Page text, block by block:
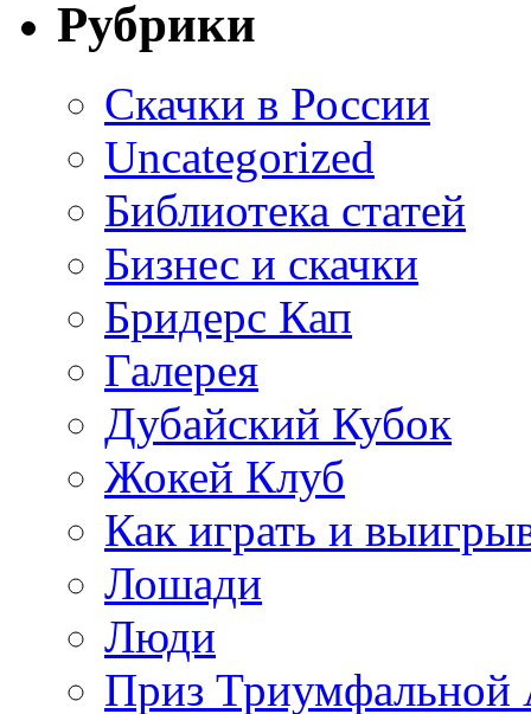
Рубрики
Cкачки в России
Uncategorized
Библиотека статей
Бизнес и скачки
Бридерс Кап
Галерея
Дубайский Кубок
Жокей Клуб
Как играть и
Лошади
Люди
Приз Триумфальной